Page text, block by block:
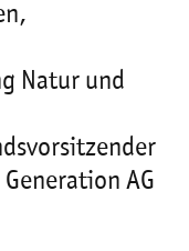
Natur und
AG